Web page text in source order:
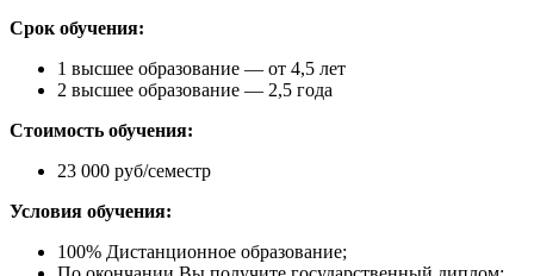
Срок обучения:
1 высшее образование — от 4,5 лет
2 высшее образование — 2,5 года
Стоимость обучения:
23 000 руб/семестр
Условия обучения:
100% Дистанционное образование;